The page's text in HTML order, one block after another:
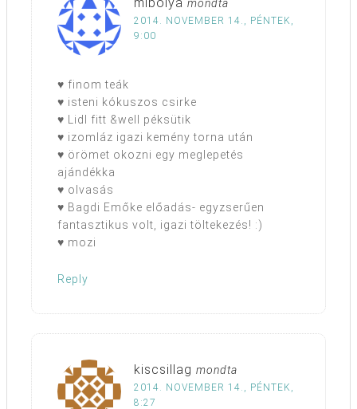
mondta
2014. NOVEMBER 14., PÉNTEK,
9:00
♥ finom teák
♥ isteni kókuszos csirke
♥ Lidl fitt &well péksütik
♥ izomláz igazi kemény torna után
♥ örömet okozni egy meglepetés
ajándékka
♥ olvasás
♥ Bagdi Emőke előadás- egyzserűen
fantasztikus volt, igazi töltekezés! :)
♥ mozi
Reply
kiscsillag mondta
2014. NOVEMBER 14., PÉNTEK,
8:27